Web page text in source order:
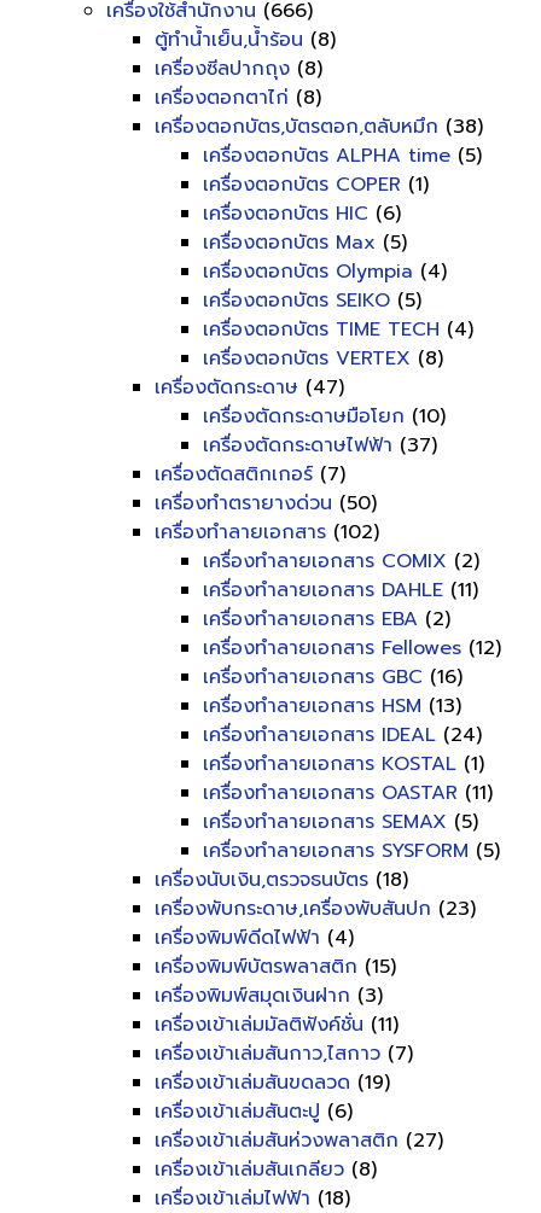
เครื่องใช้สำนักงาน (666)
ตู้ทำน้ำเย็น,น้ำร้อน (8)
เครื่องซีลปากถุง (8)
เครื่องตอกตาไก่ (8)
เครื่องตอกบัตร,บัตรตอก,ตลับหมึก (38)
เครื่องตอกบัตร ALPHA time (5)
เครื่องตอกบัตร COPER (1)
เครื่องตอกบัตร HIC (6)
เครื่องตอกบัตร Max (5)
เครื่องตอกบัตร Olympia (4)
เครื่องตอกบัตร SEIKO (5)
เครื่องตอกบัตร TIME TECH (4)
เครื่องตอกบัตร VERTEX (8)
เครื่องตัดกระดาษ (47)
เครื่องตัดกระดาษมือโยก (10)
เครื่องตัดกระดาษไฟฟ้า (37)
เครื่องตัดสติกเกอร์ (7)
เครื่องทำตรายางด่วน (50)
เครื่องทำลายเอกสาร (102)
เครื่องทำลายเอกสาร COMIX (2)
เครื่องทำลายเอกสาร DAHLE (11)
เครื่องทำลายเอกสาร EBA (2)
เครื่องทำลายเอกสาร Fellowes (12)
เครื่องทำลายเอกสาร GBC (16)
เครื่องทำลายเอกสาร HSM (13)
เครื่องทำลายเอกสาร IDEAL (24)
เครื่องทำลายเอกสาร KOSTAL (1)
เครื่องทำลายเอกสาร OASTAR (11)
เครื่องทำลายเอกสาร SEMAX (5)
เครื่องทำลายเอกสาร SYSFORM (5)
เครื่องนับเงิน,ตรวจธนบัตร (18)
เครื่องพับกระดาษ,เครื่องพับสันปก (23)
เครื่องพิมพ์ดีดไฟฟ้า (4)
เครื่องพิมพ์บัตรพลาสติก (15)
เครื่องพิมพ์สมุดเงินฝาก (3)
เครื่องเข้าเล่มมัลติฟังค์ชั่น (11)
เครื่องเข้าเล่มสันกาว,ไสกาว (7)
เครื่องเข้าเล่มสันขดลวด (19)
เครื่องเข้าเล่มสันตะปู (6)
เครื่องเข้าเล่มสันห่วงพลาสติก (27)
เครื่องเข้าเล่มสันเกลียว (8)
เครื่องเข้าเล่มไฟฟ้า (18)